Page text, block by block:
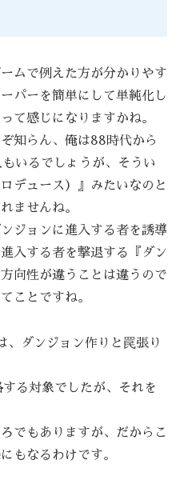
ムで例えた方が分かりやす
パーを簡単にして単純化し
て感じになりますかね。
知らん、俺は88時代から
いるでしょうが、そうい
デュース）』みたいなのと
ませんね。
ジョンに進入する者を誘導
入する者を撃退する『ダン
向性が違うことは違うので
ことですね。
、ダンジョン作りと罠張り
る対象でしたが、それを
でもありますが、だからこ
もなるわけです。